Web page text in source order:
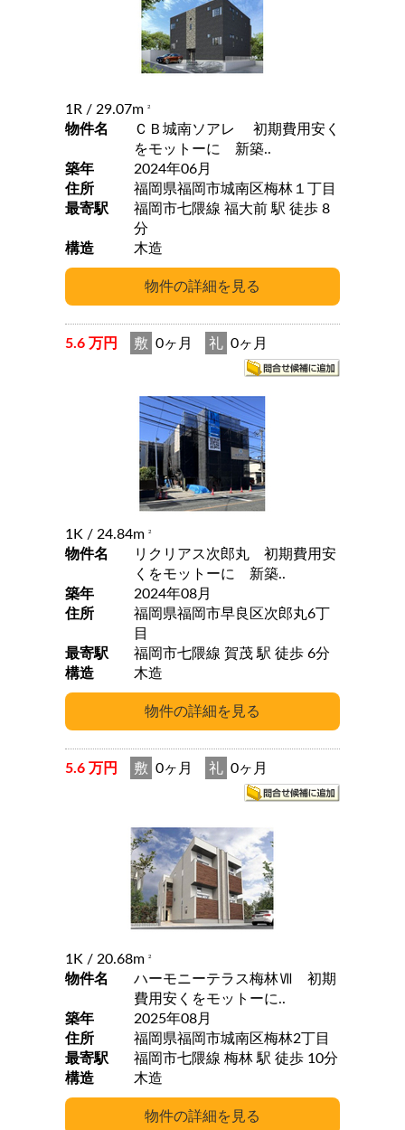
1R / 29.07m 2
物件名
ＣＢ城南ソアレ 初期費用安く
をモットーに 新築..
築年
2024年06月
住所
福岡県福岡市城南区梅林１丁目
最寄駅
福岡市七隈線 福大前 駅 徒歩 8
分
構造
木造
5.6 万円 敷 0ヶ月 礼 0ヶ月
1K / 24.84m 2
物件名
リクリアス次郎丸 初期費用安
くをモットーに 新築..
築年
2024年08月
住所
福岡県福岡市早良区次郎丸6丁
目
最寄駅
福岡市七隈線 賀茂 駅 徒歩 6分
構造
木造
5.6 万円 敷 0ヶ月 礼 0ヶ月
1K / 20.68m 2
物件名
ハーモニーテラス梅林Ⅶ 初期
費用安くをモットーに..
築年
2025年08月
住所
福岡県福岡市城南区梅林2丁目
最寄駅
福岡市七隈線 梅林 駅 徒歩 10分
構造
木造